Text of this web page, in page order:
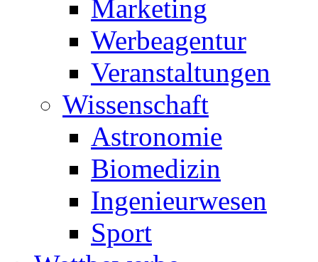
Marketing
Werbeagentur
Veranstaltungen
Wissenschaft
Astronomie
Biomedizin
Ingenieurwesen
Sport